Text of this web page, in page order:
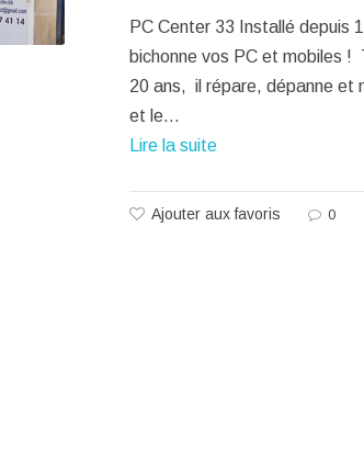
PC Center 33 Installé depuis
bichonne vos PC et mobiles !
20 ans, il répare, dépanne et
et le…
Lire la suite
Ajouter aux favoris 0